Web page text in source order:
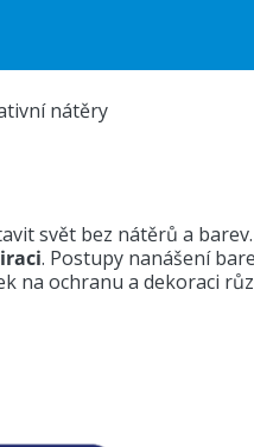
nátěry
svět bez nátěrů a
. Postupy nanášení
na ochranu a dekoraci